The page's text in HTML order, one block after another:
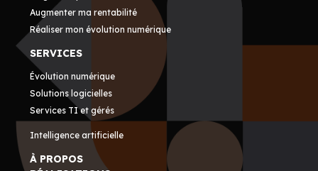
Augmenter ma rentabilité
Réaliser mon évolution numérique
SERVICES
Évolution numérique
Solutions logicielles
Services TI et gérés
Intelligence artificielle
À PROPOS